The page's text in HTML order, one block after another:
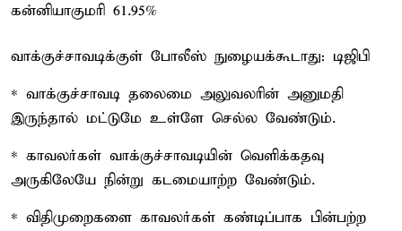
கன்னியாகுமரி 61.95%
வாக்குச்சாவடிக்குள் போலீஸ் நுழையக்கூடாது: டிஜிபி
* வாக்குச்சாவடி தலைமை அலுவலரின் அனுமதி
இருந்தால் மட்டுமே உள்ளே செல்ல வேண்டும்.
* காவலர்கள் வாக்குச்சாவடியின் வெளிக்கதவு
அருகிலேயே நின்று கடமையாற்ற வேண்டும்.
* விதிமுறைகளை காவலர்கள் கண்டிப்பாக பின்பற்ற